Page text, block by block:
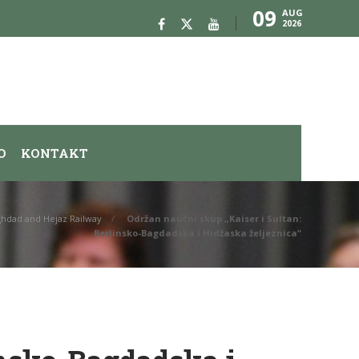
09 AUG
2026
KONTAKT
and Hejaz Railway
Održan naučni skup „Kaiser i Sultan:
Berlinsko-Bagdadska i Hidžaska željeznica“